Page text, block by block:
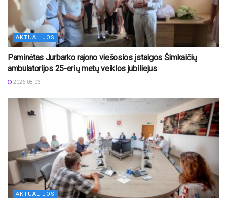
AKTUALIJOS
Paminėtas Jurbarko rajono viešosios įstaigos Šimkaičių
ambulatorijos 25-erių metų veiklos jubiliejus
2026-08-03
AKTUALIJOS